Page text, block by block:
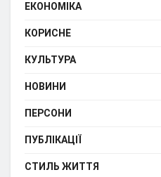
ЕКОНОМІКА
КОРИСНЕ
КУЛЬТУРА
НОВИНИ
ПЕРСОНИ
ПУБЛІКАЦІЇ
СТИЛЬ ЖИТТЯ